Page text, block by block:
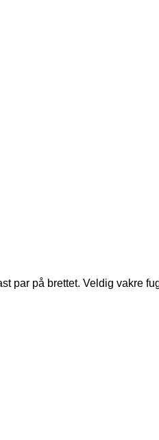
par på brettet. Veldig vakre